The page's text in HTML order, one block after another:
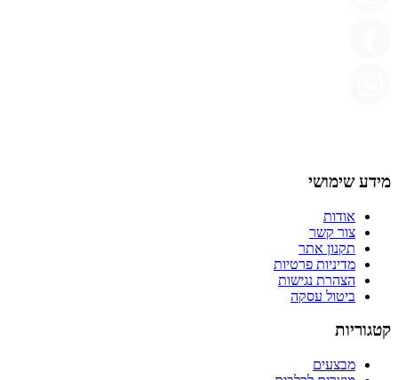
מידע שימושי
אודות
צור קשר
תקנון אתר
מדיניות פרטיות
הצהרת נגישות
ביטול עסקה
קטגוריות
מבצעים